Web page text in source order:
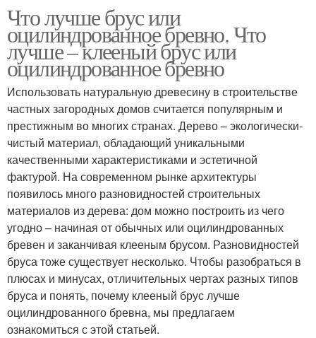
Что лучше брус или
оцилиндрованное бревно. Что
лучше – клееный брус или
оцилиндрованное бревно
Использовать натуральную древесину в строительстве
частных загородных домов считается популярным и
престижным во многих странах. Дерево – экологически-
чистый материал, обладающий уникальными
качественными характеристиками и эстетичной
фактурой. На современном рынке архитектуры
появилось много разновидностей строительных
материалов из дерева: дом можно построить из чего
угодно – начиная от обычных или оцилиндрованных
бревен и заканчивая клееным брусом. Разновидностей
бруса тоже существует несколько. Чтобы разобраться в
плюсах и минусах, отличительных чертах разных типов
бруса и понять, почему клееный брус лучше
оцилиндрованного бревна, мы предлагаем
ознакомиться с этой статьей.